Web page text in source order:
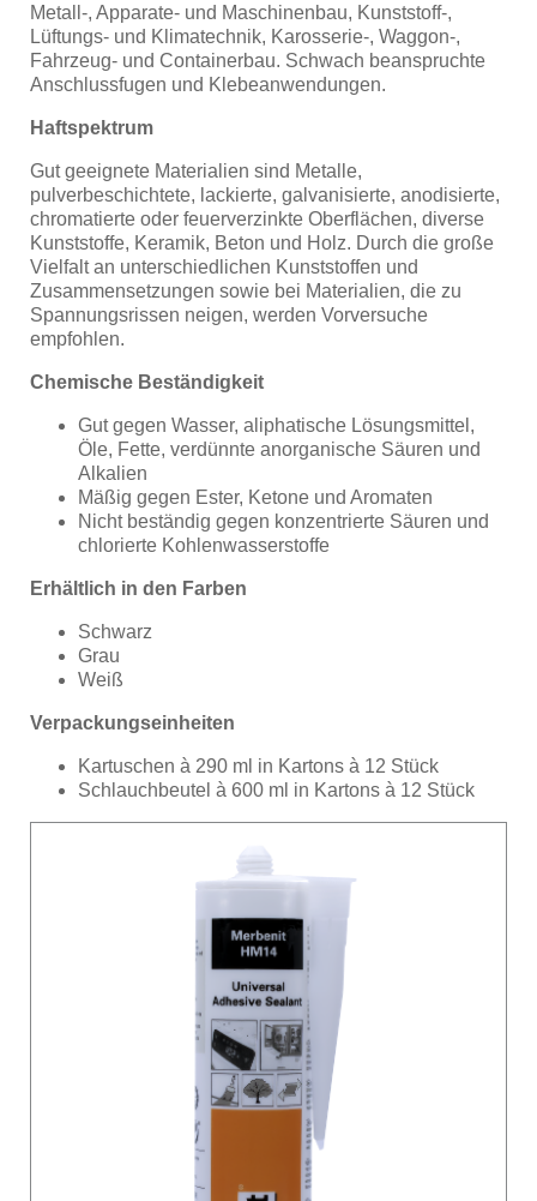
Metall-, Apparate- und Maschinenbau, Kunststoff-,
Lüftungs- und Klimatechnik, Karosserie-, Waggon-,
Fahrzeug- und Containerbau. Schwach beanspruchte
Anschlussfugen und Klebeanwendungen.
Haftspektrum
Gut geeignete Materialien sind Metalle,
pulverbeschichtete, lackierte, galvanisierte, anodisierte,
chromatierte oder feuerverzinkte Oberflächen, diverse
Kunststoffe, Keramik, Beton und Holz. Durch die große
Vielfalt an unterschiedlichen Kunststoffen und
Zusammensetzungen sowie bei Materialien, die zu
Spannungsrissen neigen, werden Vorversuche
empfohlen.
Chemische Beständigkeit
Gut gegen Wasser, aliphatische Lösungsmittel,
Öle, Fette, verdünnte anorganische Säuren und
Alkalien
Mäßig gegen Ester, Ketone und Aromaten
Nicht beständig gegen konzentrierte Säuren und
chlorierte Kohlenwasserstoffe
Erhältlich in den Farben
Schwarz
Grau
Weiß
Verpackungseinheiten
Kartuschen à 290 ml in Kartons à 12 Stück
Schlauchbeutel à 600 ml in Kartons à 12 Stück